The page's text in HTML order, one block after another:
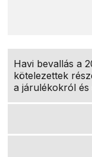
Havi bevallás a
kötelezettek
a járulékokról